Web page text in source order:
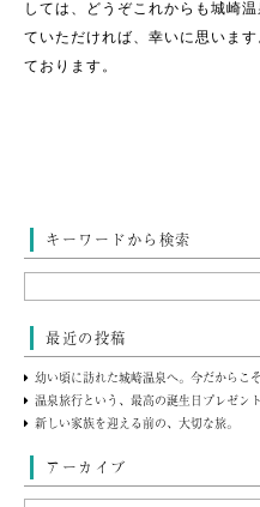
しては、どうぞこれからも城崎
ていただければ、幸いに思いま
ております。
キーワードから検索
最近の投稿
幼い頃に訪れた城崎温泉へ。今だからこ
温泉旅行という、最高の誕生日プレゼント
新しい家族を迎える前の、大切な旅。
アーカイブ